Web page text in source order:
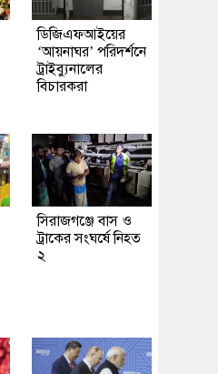
ডিজিএফআইয়ের
‘আয়নাঘর’ পরিদর্শনে
ট্রাইব্যুনালের
বিচারকরা
সিরাজগঞ্জে বাস ও
ট্রাকের সংঘর্ষে নিহত
২